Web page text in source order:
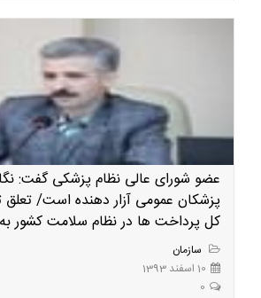
عضو شورای عالی نظام پزشکی گفت:
کل پرداخت ها در نظام سلامت کشور
سازمان
10 اسفند 1393
0